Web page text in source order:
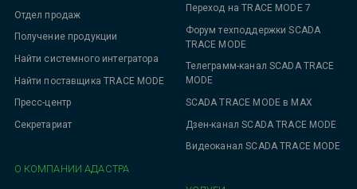
Переход на TRACE MODE 7
Форум техподдержки SCADA
TRACE MODE
Телеграмм-канал SCADA TRACE
MODE
SCADA TRACE MODE в MAX
Дзен-канал SCADA TRACE MODE
Видеоканал SCADA TRACE MODE
Отдел продаж
Получение продукции
Найти системного интегратора
Найти поставщика TRACE MODE
Пресс-центр
Секретариат
О КОМПАНИИ АДАСТРА